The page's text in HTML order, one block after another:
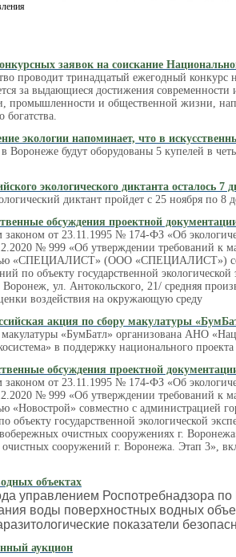
заявок на соискание
проводит тринадцатый ежегодный
за выдающиеся достижения
промышленности и общественной жизни,
богатства.
экологии напоминает, что в
будут оборудованы 5 купелей в
экологического диктанта осталось 7
диктант пройдет с 25 ноября по 8
обсуждения проектной
законом от 23.11.1995 № 174-ФЗ «Об
№ 999 «Об утверждении требований к
«СПЕЦИАЛИСТ» (ООО «СПЕЦИАЛИСТ»)
по объекту государственной
ул. Антокольского, 21/ средняя
воздействия на окружающую среду
акция по сбору макулатуры
«БумБатл» организована АНО
в поддержку национального
обсуждения проектной
законом от 23.11.1995 № 174-ФЗ «Об
№ 999 «Об утверждении требований к
«Новострой» совместно с администрацией
объекту государственной экологической
очистных сооружениях г.
сооружений г. Воронежа. Этап 3»,
объектах
управлением Роспотребнадзора
воды поверхностных водных
показатели
аукцион